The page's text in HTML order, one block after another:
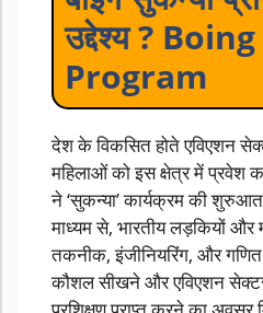
उद्देश्य ?
Program
देश के विकसित होते एविएशन
महिलाओं को इस क्षेत्र में प्रवेश
ने ‘सुकन्या’ कार्यक्रम की
माध्यम से, भारतीय लड़कियों और
तकनीक, इंजीनियरिंग, और गणित
कौशल सीखने और एविएशन